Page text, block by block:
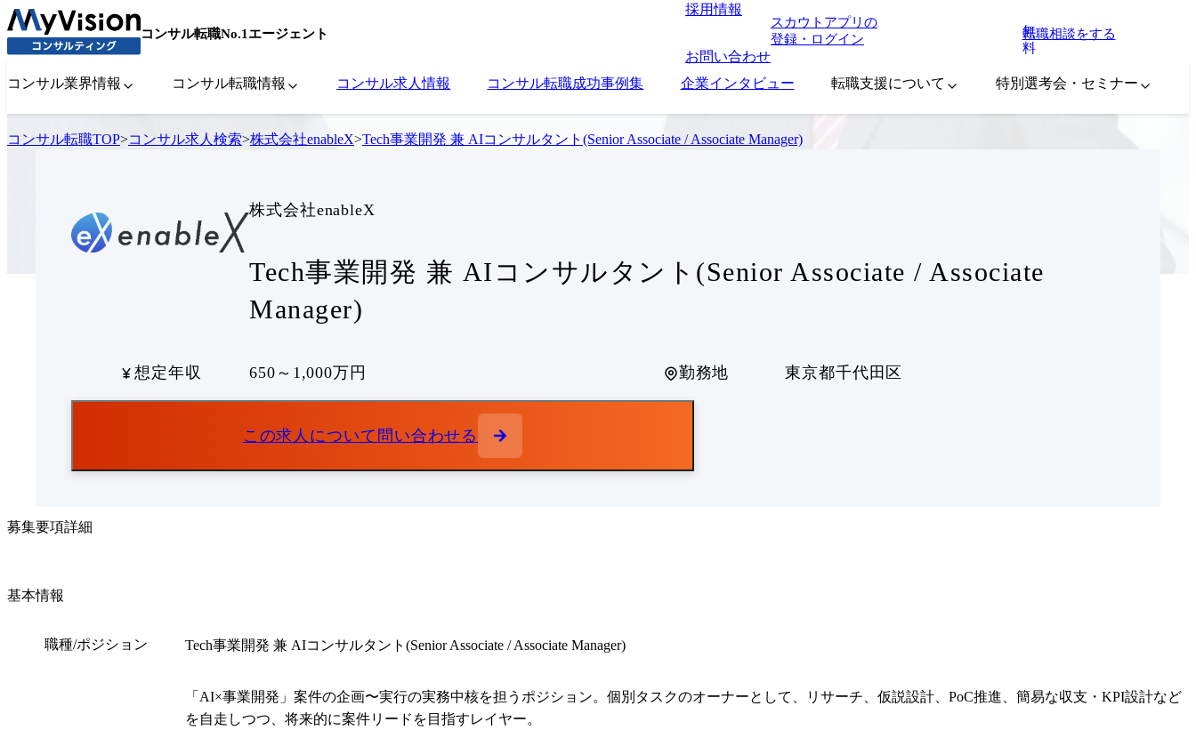
コンサル転職No.1エージェント
採用情報
お問い合わせ
スカウトアプリの
登録・ログイン
無
料
転職相談をする
コンサル業界情報 コンサル転職情報 コンサル求人情報 コンサル転職成功事例集 企業インタビュー 転職支援について 特別選考会・セミナー
コンサル転職TOP>コンサル求人検索>株式会社enableX>Tech事業開発 兼 AIコンサルタント(Senior Associate / Associate Manager)
株式会社enableX
Tech事業開発 兼 AIコンサルタント(Senior Associate / Associate
Manager)
想定年収 650～1,000万円 勤務地 東京都千代田区
この求人について問い合わせる
募集要項詳細
基本情報
職種/ポジション Tech事業開発 兼 AIコンサルタント(Senior Associate / Associate Manager)
「AI×事業開発」案件の企画〜実行の実務中核を担うポジション。個別タスクのオーナーとして、リサーチ、仮説設計、PoC推進、簡易な収支・KPI設計など
を自走しつつ、将来的に案件リードを目指すレイヤー。